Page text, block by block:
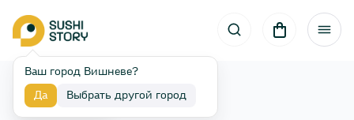
Ваш город Вишневе?
Да Выбрать другой город
Назад